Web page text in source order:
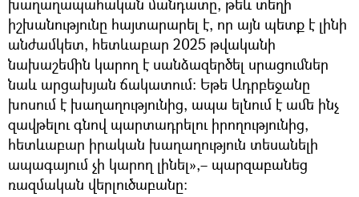
խաղաղապահական մանդատը, թեև տեղի
իշխանությունը հայտարարել է, որ այն պետք է լինի
անժամկետ, հետևաբար 2025 թվականի
նախաշեմին կարող է սանձազերծել սրացումներ
նաև արցախյան ճակատում։ Եթե Ադրբեջանը
խոսում է խաղաղությունից, ապա ելնում է ամե ինչ
զավթելու գնով պարտադրելու իրողությունից,
հետևաբար իրական խաղաղություն տեսանելի
ապագայում չի կարող լինել»,– պարզաբանեց
ռազմական վերլուծաբանը։